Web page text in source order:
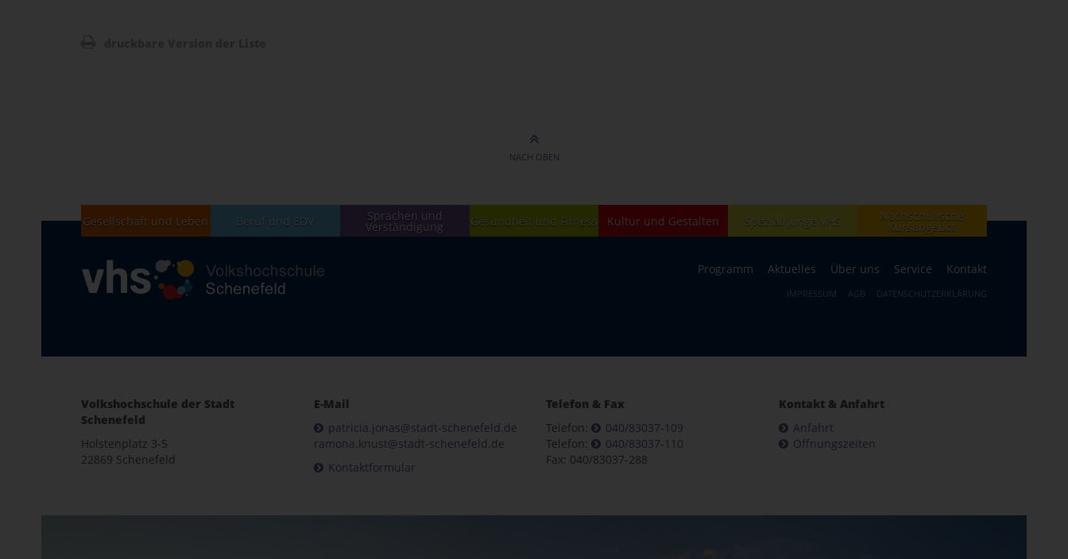
NACH OBEN
Gesellschaft und Leben Beruf und EDV Sprachen und
Verständigung Gesundheit und Fitness Kultur und Gestalten Spezial/junge VHS Nachschulische
Kursangebot
Programm Aktuelles Über uns Service Kontakt
IMPRESSUM AGB DATENSCHUTZERKLÄRUNG
Volkshochschule der Stadt
Schenefeld
Holstenplatz 3-5
22869 Schenefeld
E-Mail
patricia.jonas@stadt-schenefeld.de
ramona.knust@stadt-schenefeld.de
Kontaktformular
Telefon & Fax
Telefon:
040/83037-109
Telefon:
040/83037-110
Fax: 040/83037-288
Kontakt & Anfahrt
Anfahrt
Öffnungszeiten